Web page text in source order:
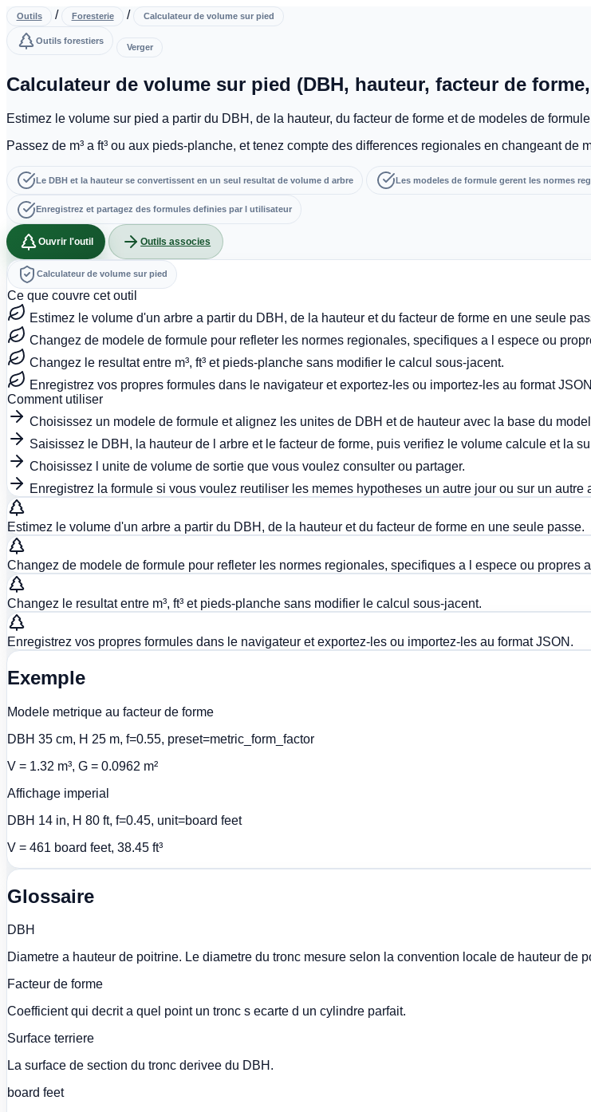
Outils / Foresterie / Calculateur de volume sur pied
Outils forestiers
Verger
Calculateur de volume sur pied (DBH, hauteur, facteur de
Estimez le volume sur pied a partir du DBH, de la hauteur, du facteur de forme et de modeles de
Passez de m³ a ft³ ou aux pieds-planche, et tenez compte des differences regionales en changeant de
Le DBH et la hauteur se convertissent en un seul resultat de volume d arbre Les modeles de formule gerent les normes
Enregistrez et partagez des formules definies par l utilisateur
Ouvrir l'outil Outils associes
Calculateur de volume sur pied
Ce que couvre cet outil
Estimez le volume d'un arbre a partir du DBH, de la hauteur et du facteur de forme en une seule
Changez de modele de formule pour refleter les normes regionales, specifiques a l espece ou
Changez le resultat entre m³, ft³ et pieds-planche sans modifier le calcul sous-jacent.
Enregistrez vos propres formules dans le navigateur et exportez-les ou importez-les au format
Comment utiliser
Choisissez un modele de formule et alignez les unites de DBH et de hauteur avec la base du
Saisissez le DBH, la hauteur de l arbre et le facteur de forme, puis verifiez le volume calcule et la
Choisissez l unite de volume de sortie que vous voulez consulter ou partager.
Enregistrez la formule si vous voulez reutiliser les memes hypotheses un autre jour ou sur un autre
Estimez le volume d'un arbre a partir du DBH, de la hauteur et du facteur de forme en une seule passe.
Changez de modele de formule pour refleter les normes regionales, specifiques a l espece ou propres
Changez le resultat entre m³, ft³ et pieds-planche sans modifier le calcul sous-jacent.
Enregistrez vos propres formules dans le navigateur et exportez-les ou importez-les au format JSON.
Exemple
Modele metrique au facteur de forme
DBH 35 cm, H 25 m, f=0.55, preset=metric_form_factor
V = 1.32 m³, G = 0.0962 m²
Affichage imperial
DBH 14 in, H 80 ft, f=0.45, unit=board feet
V = 461 board feet, 38.45 ft³
Glossaire
DBH
Diametre a hauteur de poitrine. Le diametre du tronc mesure selon la convention locale de hauteur de
Facteur de forme
Coefficient qui decrit a quel point un tronc s ecarte d un cylindre parfait.
Surface terriere
La surface de section du tronc derivee du DBH.
board feet